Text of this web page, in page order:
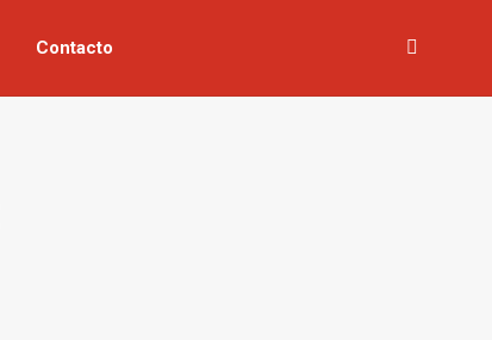
Contacto Buscar: